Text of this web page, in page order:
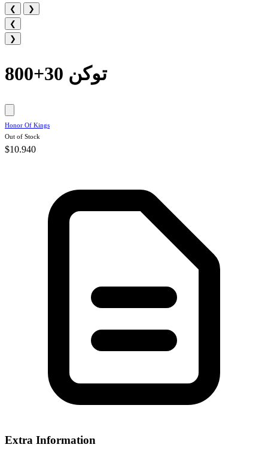
❮
❯
❮
❯
800+30 توكن
Honor Of Kings
Out of Stock
$10.940
Extra Information